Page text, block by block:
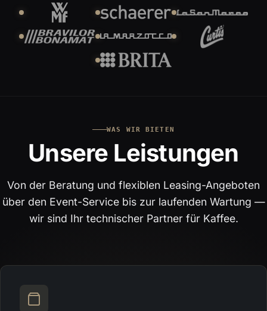
WAS WIR BIETEN
Unsere Leistungen
Von der Beratung und flexiblen Leasing-Angeboten
über den Event-Service bis zur laufenden Wartung —
wir sind Ihr technischer Partner für Kaffee.